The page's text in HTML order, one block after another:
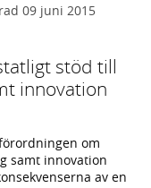
09 juni 2015
stöd till
innovation
om
samt innovation
av en